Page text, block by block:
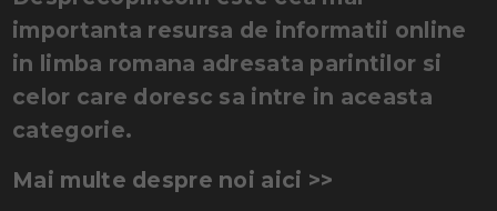
importanta resursa de informatii online
in limba romana adresata parintilor si
celor care doresc sa intre in aceasta
categorie.
Mai multe despre noi aici >>